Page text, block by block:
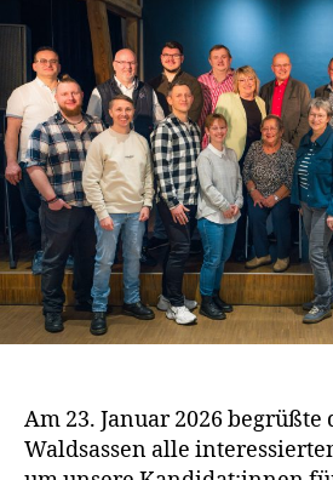
Am 23. Januar 2026 begrüßte
Waldsassen alle